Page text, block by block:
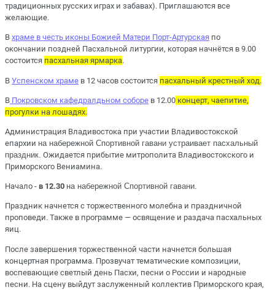
традиционных русских играх и забавах). Приглашаются все
желающие.
В храме в честь иконы Божией Матери Порт-Артурская по
окончании поздней Пасхальной литургии, которая начнётся в 9.00
состоится пасхальная ярмарка.
В Успенском храме в 12 часов состоится пасхальный крестный ход.
В Покровском кафедралдьном соборе в 12.00 концерт, чаепитие,
прогулки на лошадях.
Администрация Владивостока при участии Владивостокской
епархии на набережной Спортивной гавани устраивает пасхальный
праздник. Ожидается прибытие митрополита Владивостокского и
Приморского Вениамина.
Начало - в 12.30 на набережной Спортивной гавани.
Праздник начнется с торжественного молебна и праздничной
проповеди. Также в программе — освящение и раздача пасхальных
яиц.
После завершения торжественной части начнется большая
концертная программа. Прозвучат тематические композиции,
воспевающие светлый день Пасхи, песни о России и народные
песни. На сцену выйдут заслуженный коллектив Приморского края,